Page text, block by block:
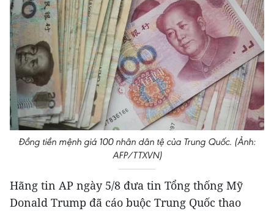
Đồng tiền mệnh giá 100 nhân dân tệ của Trung Quốc. (Ảnh:
AFP/TTXVN)
Hãng tin AP ngày 5/8 đưa tin Tổng thống Mỹ
Donald Trump đã cáo buộc Trung Quốc thao